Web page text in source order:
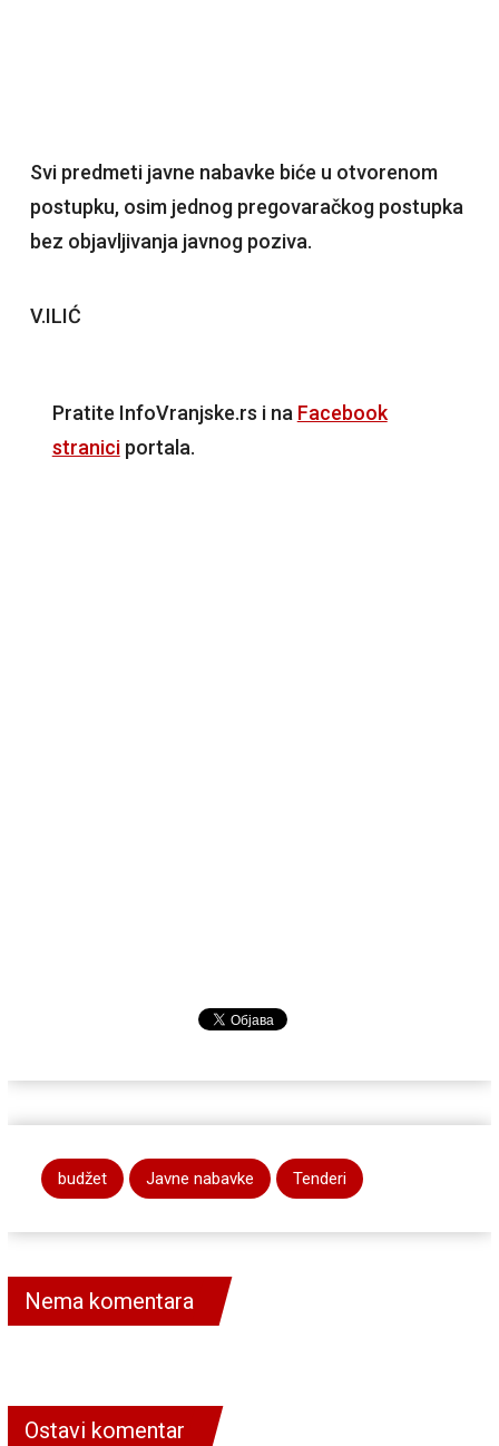
Svi predmeti javne nabavke biće u otvorenom
postupku, osim jednog pregovaračkog postupka
bez objavljivanja javnog poziva.
V.ILIĆ
Pratite InfoVranjske.rs i na Facebook
straniciportala.
budžet Javne nabavke Tenderi
Nema komentara
Ostavi komentar